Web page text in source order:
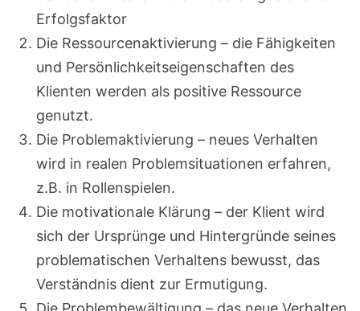
Erfolgsfaktor
Die Ressourcenaktivierung – die Fähigkeiten
und Persönlichkeitseigenschaften des
Klienten werden als positive Ressource
genutzt.
Die Problemaktivierung – neues Verhalten
wird in realen Problemsituationen erfahren,
z.B. in Rollenspielen.
Die motivationale Klärung – der Klient wird
sich der Ursprünge und Hintergründe seines
problematischen Verhaltens bewusst, das
Verständnis dient zur Ermutigung.